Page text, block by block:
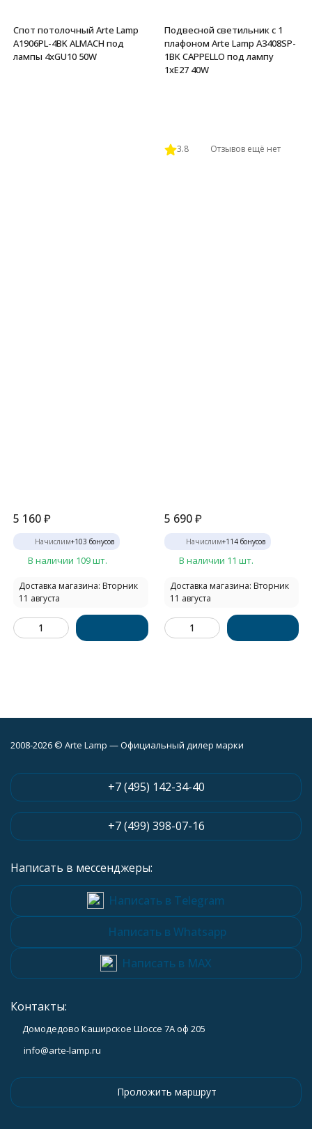
Спот потолочный Arte Lamp
A1906PL-4BK ALMACH под
лампы 4xGU10 50W
5 160₽
Начислим+103 бонусов
В наличии 109 шт.
Доставка магазина: Вторник
11 августа
Подвесной светильник с 1
плафоном Arte Lamp A3408SP-
1BK CAPPELLO под лампу
1xE27 40W
3.8 Отзывов ещё нет
5 690 ₽
Начислим+114бонусов
В наличии 11 шт.
Доставка магазина: Вторник
11 августа
2008-2026 © Arte Lamp — Официальный дилер марки
+7 (495) 142-34-40
+7 (499) 398-07-16
Написать в мессенджеры:
Написать в Telegram
Написать в Whatsapp
Написать в MAX
Контакты:
Домодедово Каширское Шоссе 7А оф 205
info@arte-lamp.ru
Проложить маршрут